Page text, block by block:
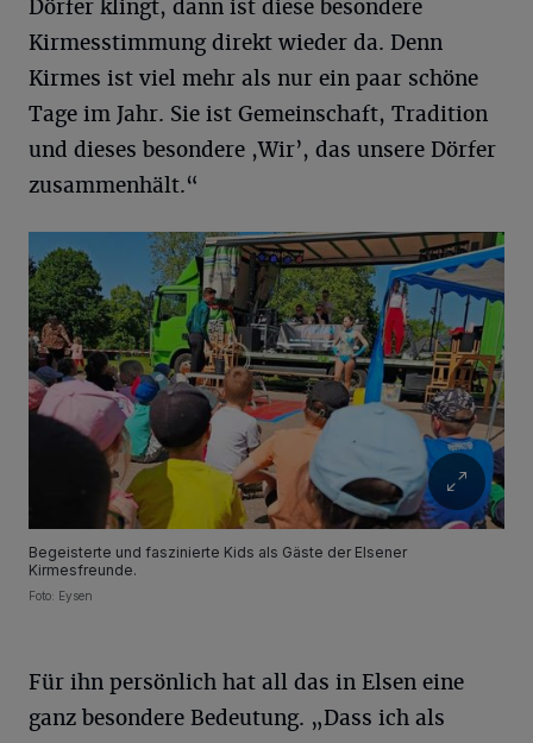
Dörfer klingt, dann ist diese besondere
Kirmesstimmung direkt wieder da. Denn
Kirmes ist viel mehr als nur ein paar schöne
Tage im Jahr. Sie ist Gemeinschaft, Tradition
und dieses besondere ,Wir’, das unsere Dörfer
zusammenhält.“
Begeisterte und faszinierte Kids als Gäste der Elsener
Kirmesfreunde.
Foto: Eysen
Für ihn persönlich hat all das in Elsen eine
ganz besondere Bedeutung. „Dass ich als